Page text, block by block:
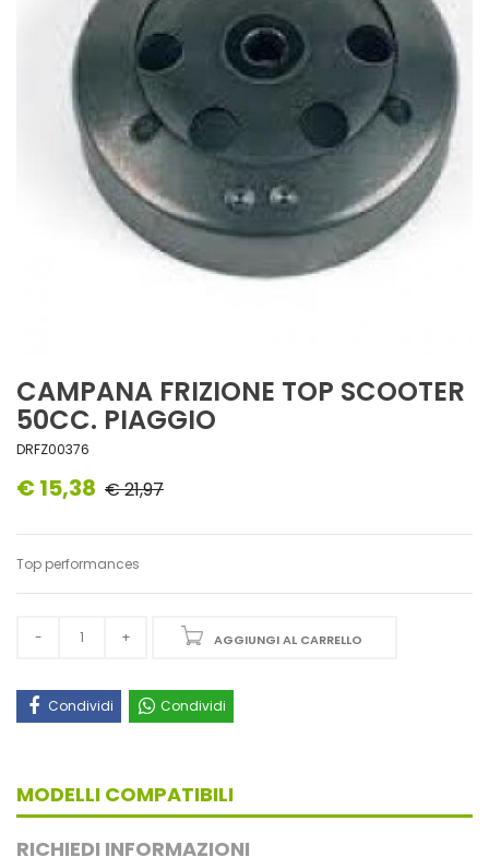
CAMPANA FRIZIONE TOP SCOOTER
50CC. PIAGGIO
DRFZ00376
€ 15,38 € 21,97
Top performances
AGGIUNGI AL CARRELLO
Condividi Condividi
MODELLI COMPATIBILI
RICHIEDI INFORMAZIONI